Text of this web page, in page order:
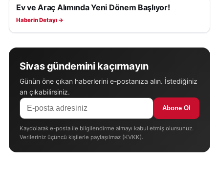
EKONOMI
Ev ve Araç Alımında Yeni Dönem Başlıyor!
Haberin Detayı →
Sivas gündemini kaçırmayın
Günün öne çıkan haberlerini e-postanıza alın. İstediğiniz
an çıkabilirsiniz.
Abone Ol
Kaydolarak e-posta ile bilgilendirme almayı kabul etmiş olursunuz.
Verileriniz üçüncü kişilerle paylaşılmaz (KVKK).